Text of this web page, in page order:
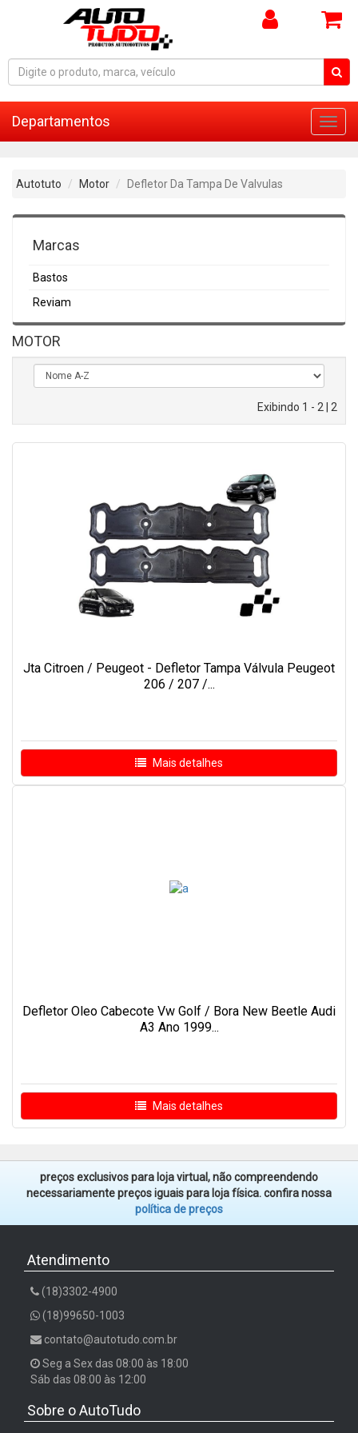
Departamentos
Autotuto Motor Defletor Da Tampa De Valvulas
Marcas
Bastos
Reviam
MOTOR
Exibindo 1 - 2 | 2
Jta Citroen / Peugeot - Defletor Tampa Válvula Peugeot
206 / 207 /...
Mais detalhes
Defletor Oleo Cabecote Vw Golf / Bora New Beetle Audi
A3 Ano 1999...
Mais detalhes
preços exclusivos para loja virtual, não compreendendo
necessariamente preços iguais para loja física. confira nossa
política de preços
Atendimento
(18)3302-4900
(18)99650-1003
contato@autotudo.com.br
Seg a Sex das 08:00 às 18:00
Sáb das 08:00 às 12:00
Sobre o AutoTudo